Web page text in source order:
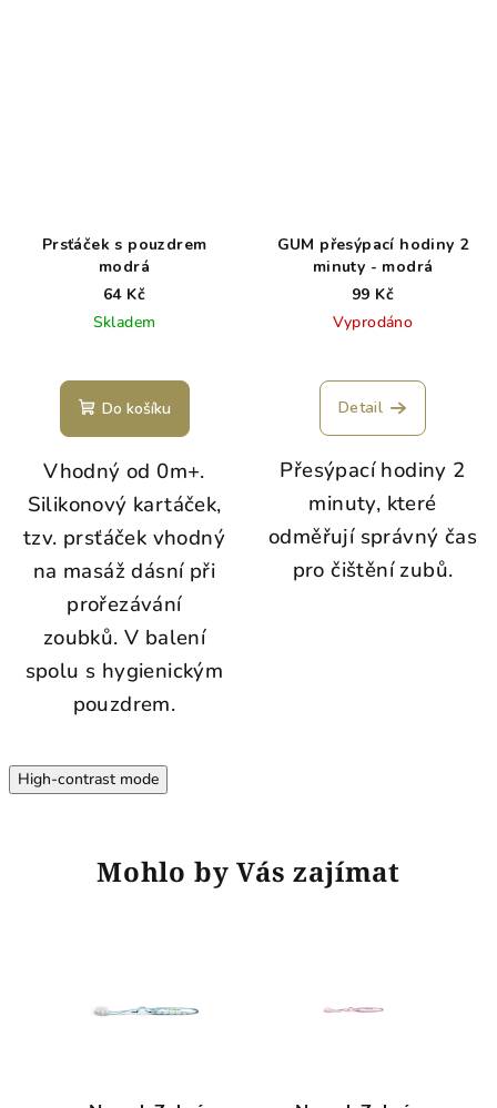
Prsťáček s pouzdrem
modrá
64 Kč
Skladem
Do košíku
Vhodný od 0m+.
Silikonový kartáček,
tzv. prsťáček vhodný
na masáž dásní při
prořezávání
zoubků. V balení
spolu s hygienickým
pouzdrem.
GUM přesýpací hodiny 2
minuty - modrá
99 Kč
Vyprodáno
Detail
Přesýpací hodiny 2
minuty, které
odměřují správný čas
pro čištění zubů.
High-contrast mode
Mohlo by Vás zajímat